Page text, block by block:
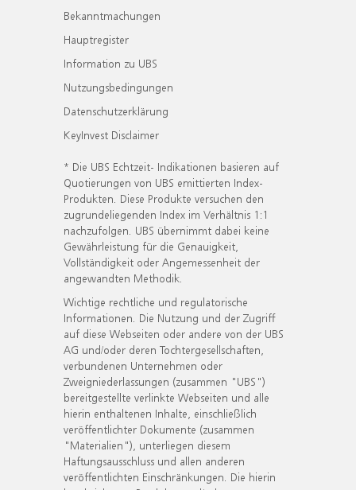
Bekanntmachungen
Hauptregister
Information zu UBS
Nutzungsbedingungen
Datenschutzerklärung
KeyInvest Disclaimer
* Die UBS Echtzeit- Indikationen basieren auf
Quotierungen von UBS emittierten Index-
Produkten. Diese Produkte versuchen den
zugrundeliegenden Index im Verhältnis 1:1
nachzufolgen. UBS übernimmt dabei keine
Gewährleistung für die Genauigkeit,
Vollständigkeit oder Angemessenheit der
angewandten Methodik.
Wichtige rechtliche und regulatorische
Informationen. Die Nutzung und der Zugriff
auf diese Webseiten oder andere von der UBS
AG und/oder deren Tochtergesellschaften,
verbundenen Unternehmen oder
Zweigniederlassungen (zusammen "UBS")
bereitgestellte verlinkte Webseiten und alle
hierin enthaltenen Inhalte, einschließlich
veröffentlichter Dokumente (zusammen
"Materialien"), unterliegen diesem
Haftungsausschluss und allen anderen
veröffentlichten Einschränkungen. Die hierin